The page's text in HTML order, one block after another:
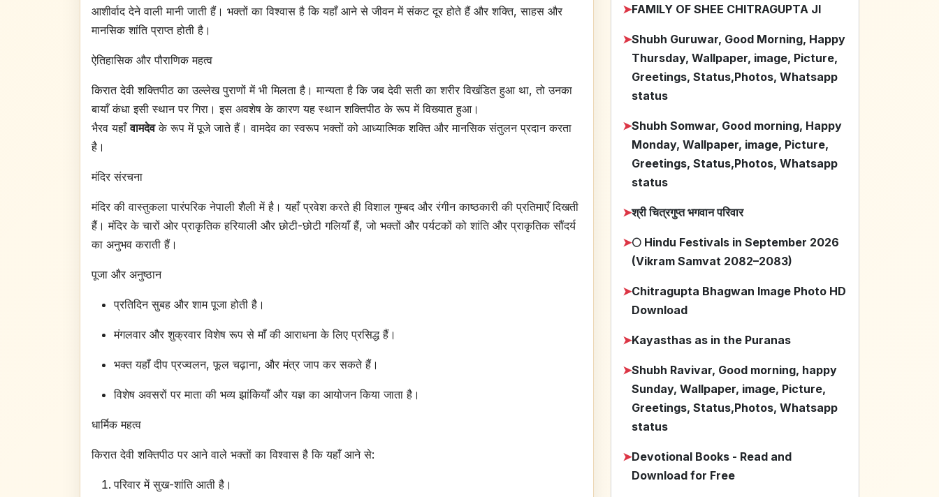
आशीर्वाद देने वाली मानी जाती हैं। भक्तों का विश्वास है कि यहाँ आने से जीवन में संकट दूर होते हैं और शक्ति, साहस और
मानसिक शांति प्राप्त होती है।
ऐतिहासिक और पौराणिक महत्व
किरात देवी शक्तिपीठ का उल्लेख पुराणों में भी मिलता है। मान्यता है कि जब देवी सती का शरीर विखंडित हुआ था, तो उनका
बायाँ कंधा इसी स्थान पर गिरा। इस अवशेष के कारण यह स्थान शक्तिपीठ के रूप में विख्यात हुआ।
भैरव यहाँवामदेवके रूप में पूजे जाते हैं। वामदेव का स्वरूप भक्तों को आध्यात्मिक शक्ति और मानसिक संतुलन प्रदान करता
है।
मंदिर संरचना
मंदिर की वास्तुकला पारंपरिक नेपाली शैली में है। यहाँ प्रवेश करते ही विशाल गुम्बद और रंगीन काष्ठकारी की प्रतिमाएँ दिखती
हैं। मंदिर के चारों ओर प्राकृतिक हरियाली और छोटी-छोटी गलियाँ हैं, जो भक्तों और पर्यटकों को शांति और प्राकृतिक सौंदर्य
का अनुभव कराती हैं।
पूजा और अनुष्ठान
प्रतिदिन सुबह और शाम पूजा होती है।
मंगलवार और शुक्रवार विशेष रूप से माँ की आराधना के लिए प्रसिद्ध हैं।
भक्त यहाँ दीप प्रज्वलन, फूल चढ़ाना, और मंत्र जाप कर सकते हैं।
विशेष अवसरों पर माता की भव्य झांकियाँ और यज्ञ का आयोजन किया जाता है।
धार्मिक महत्व
किरात देवी शक्तिपीठ पर आने वाले भक्तों का विश्वास है कि यहाँ आने से:
परिवार में सुख-शांति आती है।
➤FAMILY OF SHEE CHITRAGUPTA JI
➤Shubh Guruwar, Good Morning, Happy
Thursday, Wallpaper, image, Picture,
Greetings, Status,Photos, Whatsapp
status
➤Shubh Somwar, Good morning, Happy
Monday, Wallpaper, image, Picture,
Greetings, Status,Photos, Whatsapp
status
➤श्री चित्रगुप्त भगवान परिवार
➤🌕 Hindu Festivals in September 2026
(Vikram Samvat 2082–2083)
➤Chitragupta Bhagwan Image Photo HD
Download
➤Kayasthas as in the Puranas
➤Shubh Ravivar, Good morning, happy
Sunday, Wallpaper, image, Picture,
Greetings, Status,Photos, Whatsapp
status
➤Devotional Books - Read and
Download for Free